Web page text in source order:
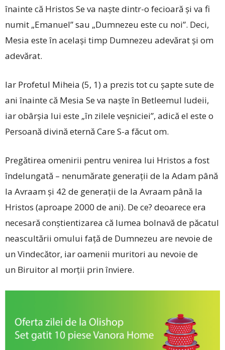
înainte că Hristos Se va naște dintr-o fecioară și va fi
numit „Emanuel” sau „Dumnezeu este cu noi”. Deci,
Mesia este în același timp Dumnezeu adevărat și om
adevărat.
Iar Profetul Miheia (5, 1) a prezis tot cu șapte sute de
ani înainte că Mesia Se va naște în Betleemul Iudeii,
iar obârșia lui este „în zilele veșniciei”, adică el este o
Persoană divină eternă Care S-a făcut om.
Pregătirea omenirii pentru venirea lui Hristos a fost
îndelungată – nenumărate generații de la Adam până
la Avraam și 42 de generații de la Avraam până la
Hristos (aproape 2000 de ani). De ce? deoarece era
necesară conștientizarea că lumea bolnavă de păcatul
neascultării omului față de Dumnezeu are nevoie de
un Vindecător, iar oamenii muritori au nevoie de
un Biruitor al morții prin înviere.